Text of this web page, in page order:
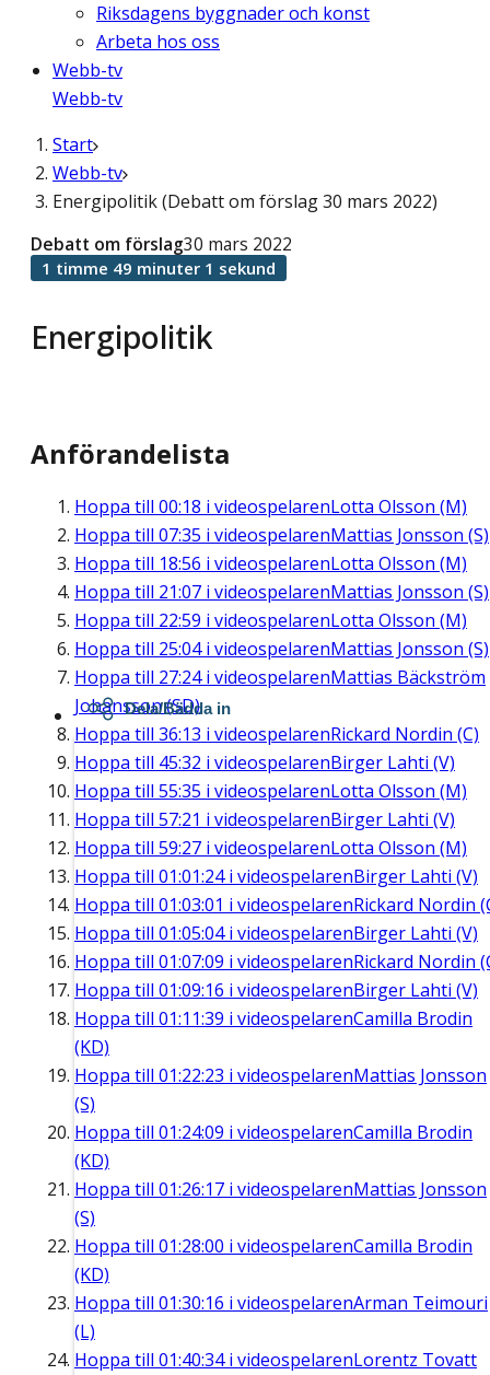
Riksdagens byggnader och konst
Arbeta hos oss
Webb-tv
Webb-tv
Start
Webb-tv
Energipolitik (Debatt om förslag 30 mars 2022)
Energipolitik
Debatt om förslag30 mars 2022
1 timme 49 minuter 1 sekund
Anförandelista
Hoppa till 00:18 i videospelarenLotta Olsson (M)
Hoppa till 07:35 i videospelarenMattias Jonsson (S)
Hoppa till 18:56 i videospelarenLotta Olsson (M)
Hoppa till 21:07 i videospelarenMattias Jonsson (S)
Hoppa till 22:59 i videospelarenLotta Olsson (M)
Hoppa till 25:04i videospelarenMattias Jonsson (S)
Hoppa till 27:24i videospelarenMattias Bäckström
Johansson (SD)
Hoppa till 36:13 i videospelarenRickard Nordin (C)
Hoppa till 45:32 i videospelarenBirger Lahti (V)
Hoppa till 55:35 i videospelarenLotta Olsson (M)
Hoppa till 57:21 i videospelarenBirger Lahti (V)
Hoppa till 59:27 i videospelarenLotta Olsson (M)
Hoppa till 01:01:24i videospelarenBirger Lahti (V)
Hoppa till 01:03:01 i videospelarenRickard Nordin
Hoppa till 01:05:04i videospelarenBirger Lahti (V)
Hoppa till 01:07:09 i videospelarenRickard Nordin
Hoppa till 01:09:16 i videospelarenBirger Lahti (V)
Hoppa till 01:11:39 i videospelarenCamilla Brodin
(KD)
Hoppa till 01:22:23 i videospelarenMattias Jonsson
(S)
Hoppa till 01:24:09 i videospelarenCamilla Brodin
(KD)
Hoppa till 01:26:17 i videospelarenMattias Jonsson
(S)
Hoppa till 01:28:00 i videospelarenCamilla Brodin
(KD)
Hoppa till 01:30:16 i videospelarenArman Teimouri
(L)
Hoppa till 01:40:34i videospelarenLorentz Tovatt
Dela/Bädda in